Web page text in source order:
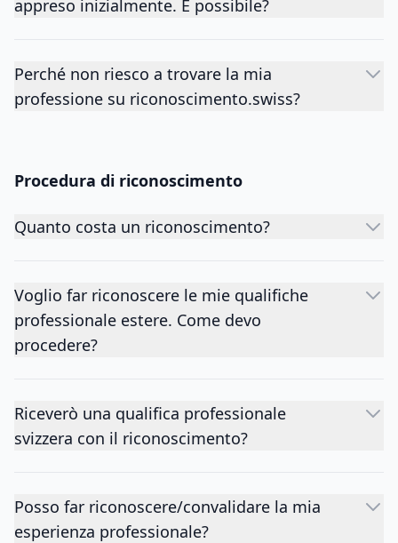
appreso inizialmente. È possibile?
Perché non riesco a trovare la mia
professione su riconoscimento.swiss?
Procedura di riconoscimento
Quanto costa un riconoscimento?
Voglio far riconoscere le mie qualifiche
professionale estere. Come devo
procedere?
Riceverò una qualifica professionale
svizzera con il riconoscimento?
Posso far riconoscere/convalidare la mia
esperienza professionale?